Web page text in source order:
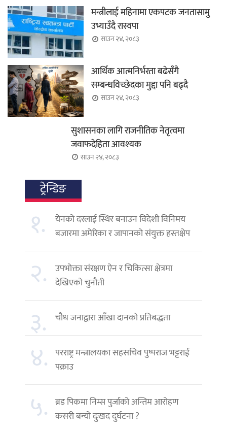
मन्त्रीलाई महिनामा एकपटक जनतासामु
उभ्याउँदै रास्वपा
साउन २४, २०८३
आर्थिक आत्मनिर्भरता बढेसँगै
सम्बन्धविच्छेदका मुद्दा पनि बढ्दै
साउन २४, २०८३
सुशासनका लागि राजनीतिक नेतृत्वमा
जवाफदेहिता आवश्यक
साउन २४, २०८३
ट्रेन्डिङ
१.
येनको दरलाई स्थिर बनाउन विदेशी विनिमय
बजारमा अमेरिका र जापानको संयुक्त हस्तक्षेप
२. उपभोक्ता संरक्षण ऐन र चिकित्सा क्षेत्रमा
देखिएको चुनौती
३. चौध जनाद्वारा आँखा दानको प्रतिबद्धता
४. परराष्ट्र मन्त्रालयका सहसचिव पुष्पराज भट्टराई
पक्राउ
५. ब्रड पिकमा निम्स पुर्जाको अन्तिम आरोहण
कसरी बन्यो दुःखद दुर्घटना ?